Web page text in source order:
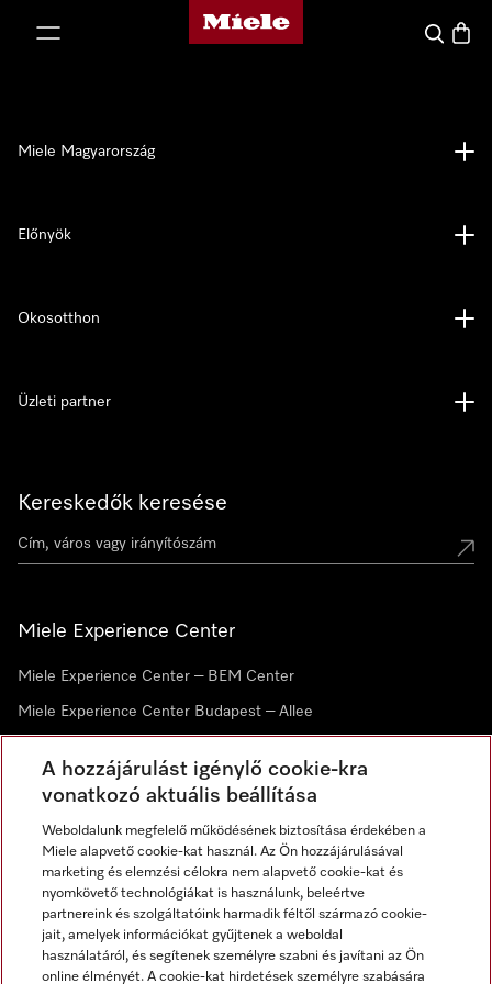
Miele honlapja
Kereses
Kereskedők keresése
Miele Experience Center
Miele Experience Center – BEM Center
Miele Experience Center Budapest – Allee
Hírlevél
Miele Magyarország
Előnyök
Okosotthon
Üzleti partner
A hozzájárulást igénylő cookie-kra
vonatkozó aktuális beállítása
Weboldalunk megfelelő működésének biztosítása érdekében a
Miele alapvető cookie-kat használ. Az Ön hozzájárulásával
marketing és elemzési célokra nem alapvető cookie-kat és
nyomkövető technológiákat is használunk, beleértve
partnereink és szolgáltatóink harmadik féltől származó cookie-
jait, amelyek információkat gyűjtenek a weboldal
használatáról, és segítenek személyre szabni és javítani az Ön
online élményét. A cookie-kat hirdetések személyre szabására